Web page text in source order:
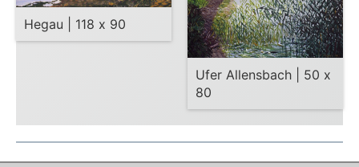
Ufer Allensbach | 50 x
80
Hegau | 118 x 90